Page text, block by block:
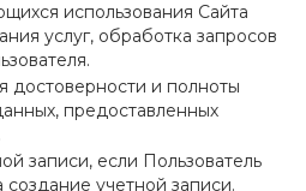
использования Сайта
услуг, обработка запросов
достоверности и полноты
предоставленных
записи, если Пользователь
создание учетной записи.